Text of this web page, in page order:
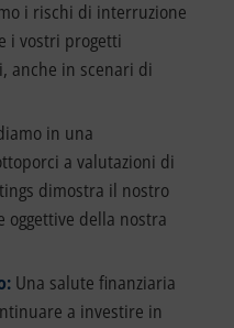
i rischi di interruzione
i vostri progetti
anche in scenari di
in una
a valutazioni di
dimostra il nostro
della nostra
Una salute finanziaria
a investire in